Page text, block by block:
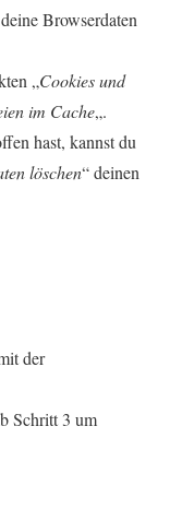
Browserdaten
„Cookies und
im Cache„.
hast, kannst du
löschen“ deinen
der
Schritt 3 um